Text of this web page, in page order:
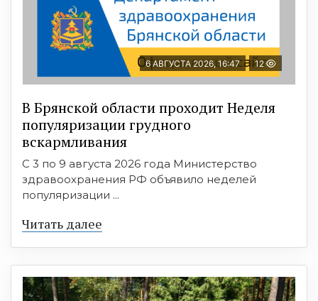
6 АВГУСТА 2026, 16:47 12
В Брянской области проходит Неделя
популяризации грудного
вскармливания
С 3 по 9 августа 2026 года Министерство
здравоохранения РФ объявило неделей
популяризации ...
Читать далее